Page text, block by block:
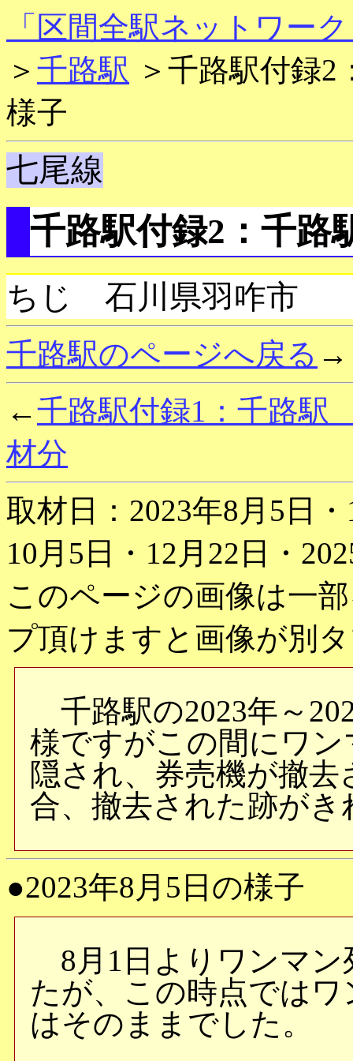
「区間全駅ネットワー
＞ 千路駅 ＞千路駅付録
様子
七尾線
千路駅付録2：千
ちじ 石川県羽咋市
千路駅のページへ戻る →
←千路駅付録1：千路駅
材分
取材日：2023年8月5日
10月5日・12月22日・
このページの画像は一
プ頂けますと画像が別
千路駅の2023年～
様ですがこの間にワ
隠され、券売機が撤
合、撤去された跡が
●2023年8月5日の様子
8月1日よりワンマン
たが、この時点では
はそのままでした。